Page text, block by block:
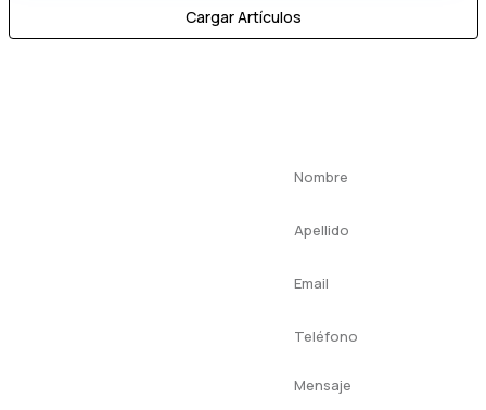
Cargar Artículos